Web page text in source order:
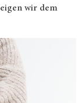
wir dem